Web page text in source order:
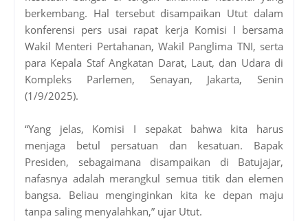
berkembang. Hal tersebut disampaikan Utut dalam
konferensi pers usai rapat kerja Komisi I bersama
Wakil Menteri Pertahanan, Wakil Panglima TNI, serta
para Kepala Staf Angkatan Darat, Laut, dan Udara di
Kompleks Parlemen, Senayan, Jakarta, Senin
(1/9/2025).
“Yang jelas, Komisi I sepakat bahwa kita harus
menjaga betul persatuan dan kesatuan. Bapak
Presiden, sebagaimana disampaikan di Batujajar,
nafasnya adalah merangkul semua titik dan elemen
bangsa. Beliau menginginkan kita ke depan maju
tanpa saling menyalahkan,” ujar Utut.